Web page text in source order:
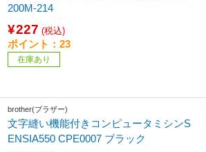
200M-214
¥227 (税込)
ポイント：23
在庫あり
brother(ブラザー)
文字縫い機能付きコンピュータミシンS
ENSIA550 CPE0007 ブラック